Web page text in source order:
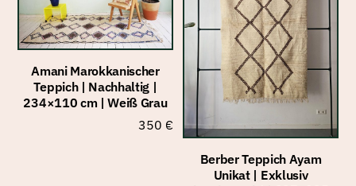
Amani Marokkanischer
Teppich | Nachhaltig |
234×110 cm | Weiß Grau
350 €
Berber Teppich Ayam
Unikat | Exklusiv